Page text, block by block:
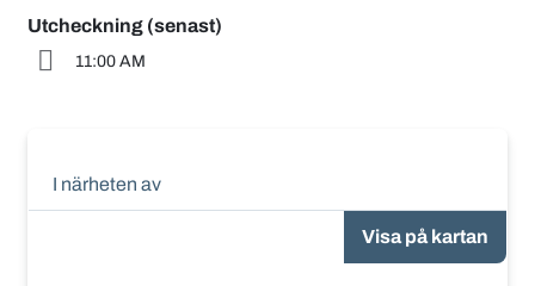
Utcheckning (senast)
11:00 AM
I närheten av
Visa på kartan